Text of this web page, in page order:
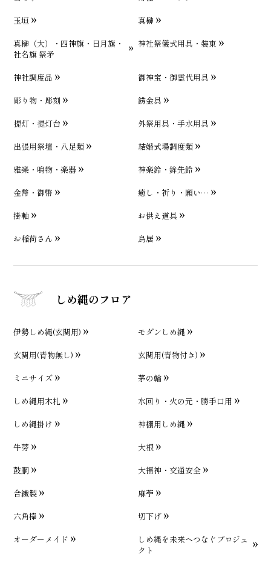
玉垣
真榊
真榊（大）・四神旗・日月旗・
社名旗 祭矛
神社祭儀式用具・装束
神社調度品
御神宝・御霊代用具
彫り物・彫刻
錺金具
提灯・提灯台
外祭用具・手水用具
出張用祭壇・八足類
結婚式場調度類
雅楽・鳴物・楽器
神楽鈴・鉾先鈴
金幣・御幣
癒し・祈り・願い…
掛軸
お供え道具
お稲荷さん
鳥居
しめ縄のフロア
伊勢しめ縄(玄関用)
モダンしめ縄
玄関用(青物無し)
玄関用(青物付き)
ミニサイズ
茅の輪
しめ縄用木札
水回り・火の元・勝手口用
しめ縄掛け
神棚用しめ縄
牛蒡
大根
鼓胴
大福神・交通安全
合繊製
麻苧
六角棒
切下げ
オーダーメイド
しめ縄を未来へつなぐプロジェ
クト